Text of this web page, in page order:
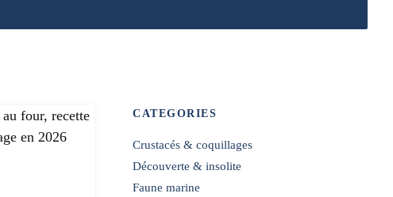
CATEGORIES
Crustacés & coquillages
Découverte & insolite
Faune marine